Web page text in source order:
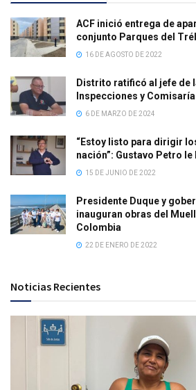
ACF inició entrega de
conjunto Parques del
16 DE AGOSTO DE 2022
Distrito ratificó al jefe de
Inspecciones y
6 DE MARZO DE 2024
“Estoy listo para dirigir
nación”: Gustavo Petro
15 DE JUNIO DE 2022
Presidente Duque y
inauguran obras del
Colombia
22 DE ENERO DE 2022
Noticias Recientes